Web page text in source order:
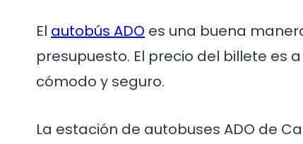
El autobús ADO es una buena
presupuesto. El precio del billete es
cómodo y seguro.
La estación de autobuses ADO de